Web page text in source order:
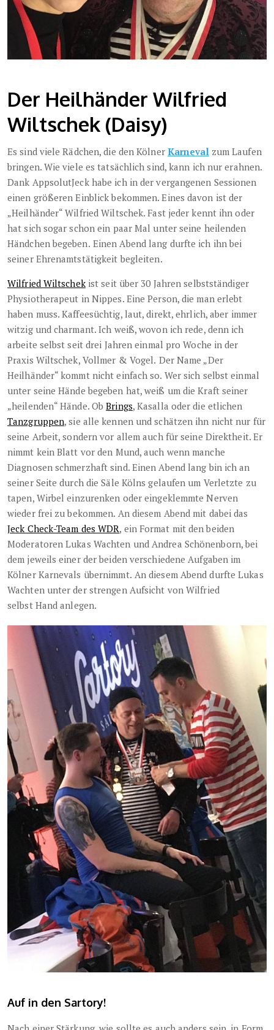
Der Heilhänder Wilfried
Wiltschek (Daisy)
Es sind viele Rädchen, die den Kölner Karnevalzum Laufen
bringen. Wie viele es tatsächlich sind, kann ich nur erahnen.
Dank AppsolutJeck habe ich in der vergangenen Sessionen
einen größeren Einblick bekommen. Eines davon ist der
„Heilhänder“ Wilfried Wiltschek. Fast jeder kennt ihn oder
hat sich sogar schon ein paar Mal unter seine heilenden
Händchen begeben. Einen Abend lang durfte ich ihn bei
seiner Ehrenamtstätigkeit begleiten.
Wilfried Wiltschekist seit über 30 Jahren selbstständiger
Physiotherapeut in Nippes. Eine Person, die man erlebt
haben muss. Kaffeesüchtig, laut, direkt, ehrlich, aber immer
witzig und charmant. Ich weiß, wovon ich rede, denn ich
arbeite selbst seit drei Jahren einmal pro Woche in der
Praxis Wiltschek, Vollmer & Vogel. Der Name „Der
Heilhänder“ kommt nicht einfach so. Wer sich selbst einmal
unter seine Hände begeben hat, weiß um die Kraft seiner
„heilenden“ Hände. ObBrings, Kasalla oder die etlichen
Tanzgruppen, sie alle kennen und schätzen ihn nicht nur für
seine Arbeit, sondern vor allem auch für seine Direktheit. Er
nimmt kein Blatt vor den Mund, auch wenn manche
Diagnosen schmerzhaft sind. Einen Abend lang bin ich an
seiner Seite durch die Säle Kölns gelaufen um Verletzte zu
tapen, Wirbel einzurenken oder eingeklemmte Nerven
wieder frei zu bekommen. An diesem Abend mit dabei das
Jeck Check-Team des WDR, ein Format mit den beiden
Moderatoren Lukas Wachten und Andrea Schönenborn, bei
dem jeweils einer der beiden verschiedene Aufgaben im
Kölner Karnevals übernimmt. An diesem Abend durfte Lukas
Wachten unter der strengen Aufsicht von Wilfried
selbst Hand anlegen.
Auf in den Sartory!